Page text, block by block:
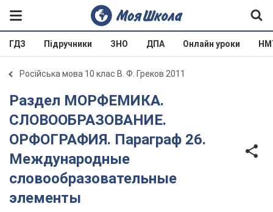
ГДЗ Підручники ЗНО ДПА Онлайн уроки
Російська мова 10 клас В. Ф. Греков 2011
Раздел МОРФЕМИКА.
СЛОВООБРАЗОВАНИЕ.
ОРФОГРАФИЯ. Параграф 26.
Международные
словообразовательные
элементы